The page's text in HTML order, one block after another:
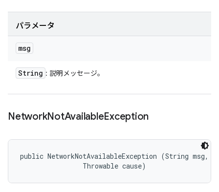
パラメータ
msg
String : 説明メッセージ。
NetworkNotAvailableException
public NetworkNotAvailableException (String msg,
                Throwable cause)